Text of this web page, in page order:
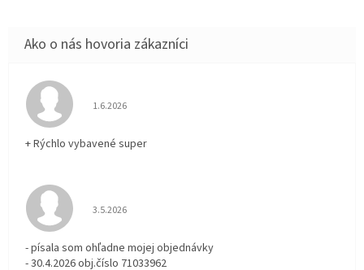
Hodnotenie obchodu je 5 z 5 hviezdičiek.
1.6.2026
+ Rýchlo vybavené super
Hodnotenie obchodu je 3 z 5 hviezdičiek.
3.5.2026
- písala som ohľadne mojej objednávky
- 30.4.2026 obj.číslo 71033962